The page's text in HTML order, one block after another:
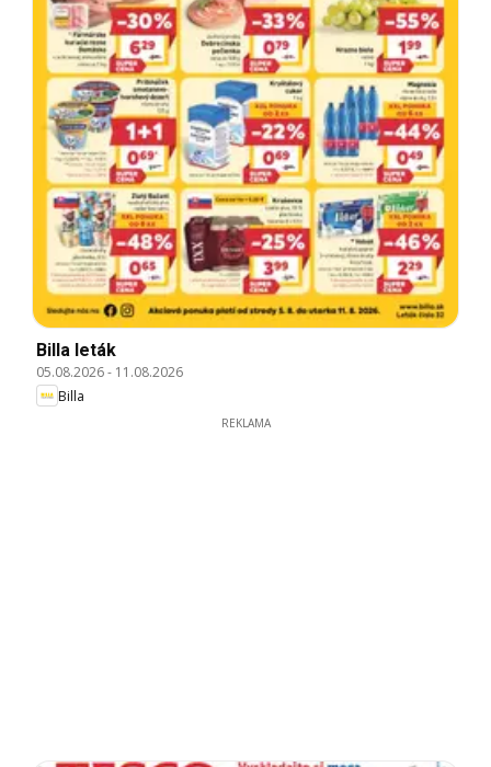
Billa leták
05.08.2026- 11.08.2026
Billa
REKLAMA